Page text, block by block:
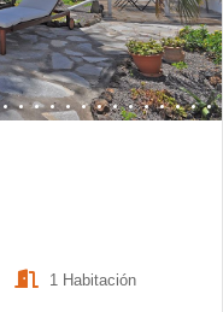
1 Habitación